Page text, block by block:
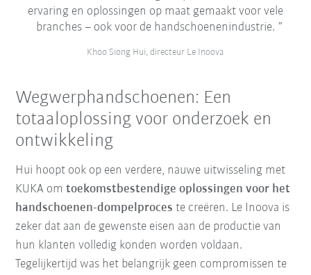
ervaring en oplossingen op maat gemaakt voor vele
branches – ook voor de handschoenenindustrie.
Khoo Siong Hui, directeur Le Inoova
Wegwerphandschoenen: Een
totaaloplossing voor onderzoek en
ontwikkeling
Hui hoopt ook op een verdere, nauwe uitwisseling met
KUKA omtoekomstbestendige oplossingen voor het
handschoenen-dompelproces te creëren. Le Inoova is
zeker dat aan de gewenste eisen aan de productie van
hun klanten volledig konden worden voldaan.
Tegelijkertijd was het belangrijk geen compromissen te